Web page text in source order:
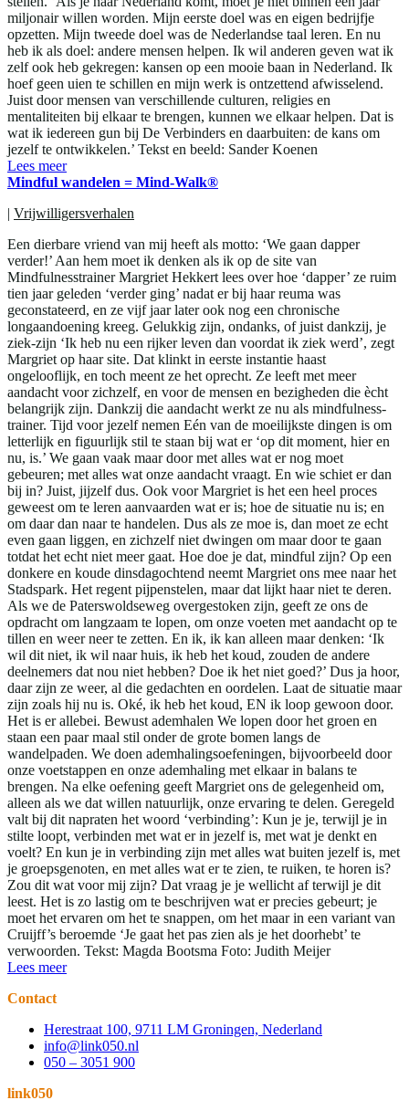
miljonair willen worden. Mijn eerste doel was en eigen bedrijfje
opzetten. Mijn tweede doel was de Nederlandse taal leren. En nu
heb ik als doel: andere mensen helpen. Ik wil anderen geven wat ik
zelf ook heb gekregen: kansen op een mooie baan in Nederland. Ik
hoef geen uien te schillen en mijn werk is ontzettend afwisselend.
Juist door mensen van verschillende culturen, religies en
mentaliteiten bij elkaar te brengen, kunnen we elkaar helpen. Dat is
wat ik iedereen gun bij De Verbinders en daarbuiten: de kans om
jezelf te ontwikkelen.’ Tekst en beeld: Sander Koenen
Lees meer
Mindful wandelen = Mind-Walk®
| Vrijwilligersverhalen
Een dierbare vriend van mij heeft als motto: ‘We gaan dapper
verder!’ Aan hem moet ik denken als ik op de site van
Mindfulnesstrainer Margriet Hekkert lees over hoe ‘dapper’ ze ruim
tien jaar geleden ‘verder ging’ nadat er bij haar reuma was
geconstateerd, en ze vijf jaar later ook nog een chronische
longaandoening kreeg. Gelukkig zijn, ondanks, of juist dankzij, je
ziek-zijn ‘Ik heb nu een rijker leven dan voordat ik ziek werd’, zegt
Margriet op haar site. Dat klinkt in eerste instantie haast
ongelooflijk, en toch meent ze het oprecht. Ze leeft met meer
aandacht voor zichzelf, en voor de mensen en bezigheden die ècht
belangrijk zijn. Dankzij die aandacht werkt ze nu als mindfulness-
trainer. Tijd voor jezelf nemen Eén van de moeilijkste dingen is om
letterlijk en figuurlijk stil te staan bij wat er ‘op dit moment, hier en
nu, is.’ We gaan vaak maar door met alles wat er nog moet
gebeuren; met alles wat onze aandacht vraagt. En wie schiet er dan
bij in? Juist, jijzelf dus. Ook voor Margriet is het een heel proces
geweest om te leren aanvaarden wat er is; hoe de situatie nu is; en
om daar dan naar te handelen. Dus als ze moe is, dan moet ze echt
even gaan liggen, en zichzelf niet dwingen om maar door te gaan
totdat het echt niet meer gaat. Hoe doe je dat, mindful zijn? Op een
donkere en koude dinsdagochtend neemt Margriet ons mee naar het
Stadspark. Het regent pijpenstelen, maar dat lijkt haar niet te deren.
Als we de Paterswoldseweg overgestoken zijn, geeft ze ons de
opdracht om langzaam te lopen, om onze voeten met aandacht op te
tillen en weer neer te zetten. En ik, ik kan alleen maar denken: ‘Ik
wil dit niet, ik wil naar huis, ik heb het koud, zouden de andere
deelnemers dat nou niet hebben? Doe ik het niet goed?’ Dus ja hoor,
daar zijn ze weer, al die gedachten en oordelen. Laat de situatie maar
zijn zoals hij nu is. Oké, ik heb het koud, EN ik loop gewoon door.
Het is er allebei. Bewust ademhalen We lopen door het groen en
staan een paar maal stil onder de grote bomen langs de
wandelpaden. We doen ademhalingsoefeningen, bijvoorbeeld door
onze voetstappen en onze ademhaling met elkaar in balans te
brengen. Na elke oefening geeft Margriet ons de gelegenheid om,
alleen als we dat willen natuurlijk, onze ervaring te delen. Geregeld
valt bij dit napraten het woord ‘verbinding’: Kun je je, terwijl je in
stilte loopt, verbinden met wat er in jezelf is, met wat je denkt en
voelt? En kun je in verbinding zijn met alles wat buiten jezelf is, met
je groepsgenoten, en met alles wat er te zien, te ruiken, te horen is?
Zou dit wat voor mij zijn? Dat vraag je je wellicht af terwijl je dit
leest. Het is zo lastig om te beschrijven wat er precies gebeurt; je
moet het ervaren om het te snappen, om het maar in een variant van
Cruijff’s beroemde ‘Je gaat het pas zien als je het doorhebt’ te
verwoorden. Tekst: Magda Bootsma Foto: Judith Meijer
Lees meer
Contact
Herestraat 100, 9711 LM Groningen, Nederland
info@link050.nl
050 – 3051 900
link050